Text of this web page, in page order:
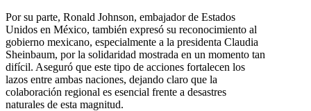
Por su parte, Ronald Johnson, embajador de Estados
Unidos en México, también expresó su reconocimiento al
gobierno mexicano, especialmente a la presidenta Claudia
Sheinbaum, por la solidaridad mostrada en un momento tan
difícil. Aseguró que este tipo de acciones fortalecen los
lazos entre ambas naciones, dejando claro que la
colaboración regional es esencial frente a desastres
naturales de esta magnitud.